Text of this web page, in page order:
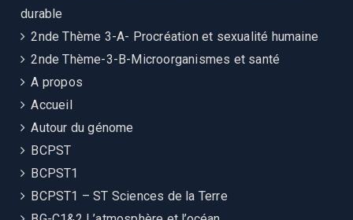
durable
2nde Thème 3-A- Procréation et sexualité humaine
2nde Thème-3-B-Microorganismes et santé
A propos
Accueil
Autour du génome
BCPST
BCPST1
BCPST1 – ST Sciences de la Terre